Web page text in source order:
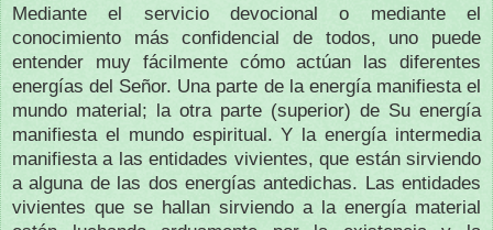
Mediante el servicio devocional o mediante el
conocimiento más confidencial de todos, uno puede
entender muy fácilmente cómo actúan las diferentes
energías del Señor. Una parte de la energía manifiesta el
mundo material; la otra parte (superior) de Su energía
manifiesta el mundo espiritual. Y la energía intermedia
manifiesta a las entidades vivientes, que están sirviendo
a alguna de las dos energías antedichas. Las entidades
vivientes que se hallan sirviendo a la energía material